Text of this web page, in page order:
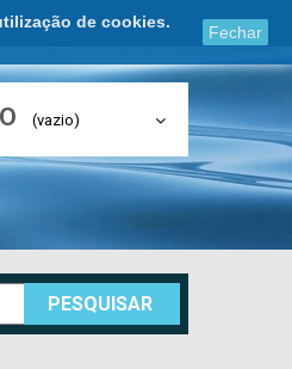
de cookies.
Fechar
(vazio)
PESQUISAR